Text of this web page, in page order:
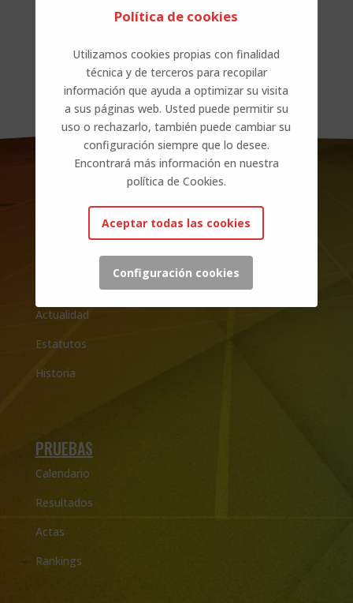
RESULTADOS CAMPEONATOS FIN DE SEMANA
Comentarios recientes
No hay comentarios que mostrar.
LA FEDERACIÓN
Actualidad
Estatutos
Historia
PRUEBAS
Calendario
Resultados
Actas
Rankings
Política de cookies
Utilizamos cookies propias con finalidad
técnica y de terceros para recopilar
información que ayuda a optimizar su visita
a sus páginas web. Usted puede permitir su
uso o rechazarlo, también puede cambiar su
configuración siempre que lo desee.
Encontrará más información en nuestra
política de Cookies.
Aceptar todas las cookies
Configuración cookies